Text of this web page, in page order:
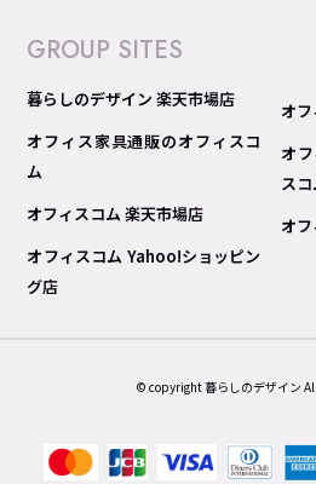
GROUP SITES
暮らしのデザイン 楽天市場店
オフィス家具通販のオフィスコ
ム
オフィスコム 楽天市場店
オフィスコム Yahoo!ショッピン
グ店
オ
オ
スコ
オ
© copyright 暮らしのデザイン